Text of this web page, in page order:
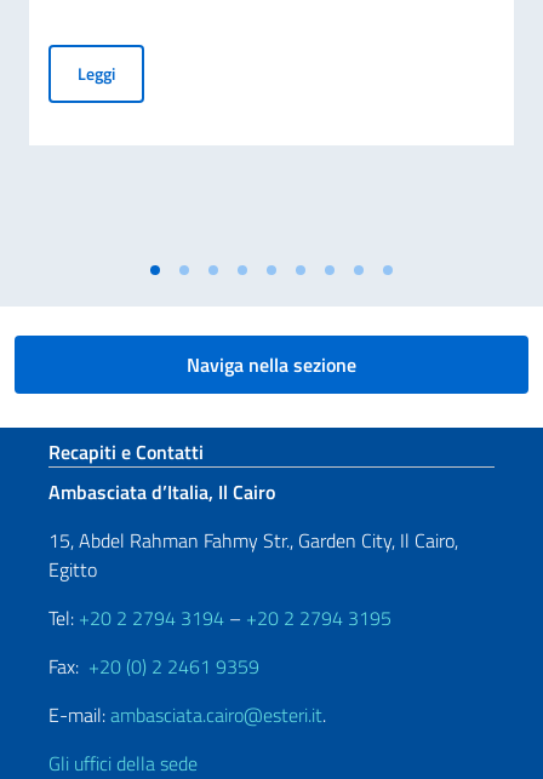
LeggiRinnovo dei Comitati degli Italiani all’Estero (Com.It.Es)
Naviga nella sezione
Sezione footer
Recapiti e Contatti
Ambasciata d’Italia, Il Cairo
15, Abdel Rahman Fahmy Str., Garden City, Il Cairo,
Egitto
Tel: +20 2 2794 3194 – +20 2 2794 3195
Fax: +20 (0) 2 2461 9359
E-mail:ambasciata.cairo@esteri.it.
Gli uffici della sede